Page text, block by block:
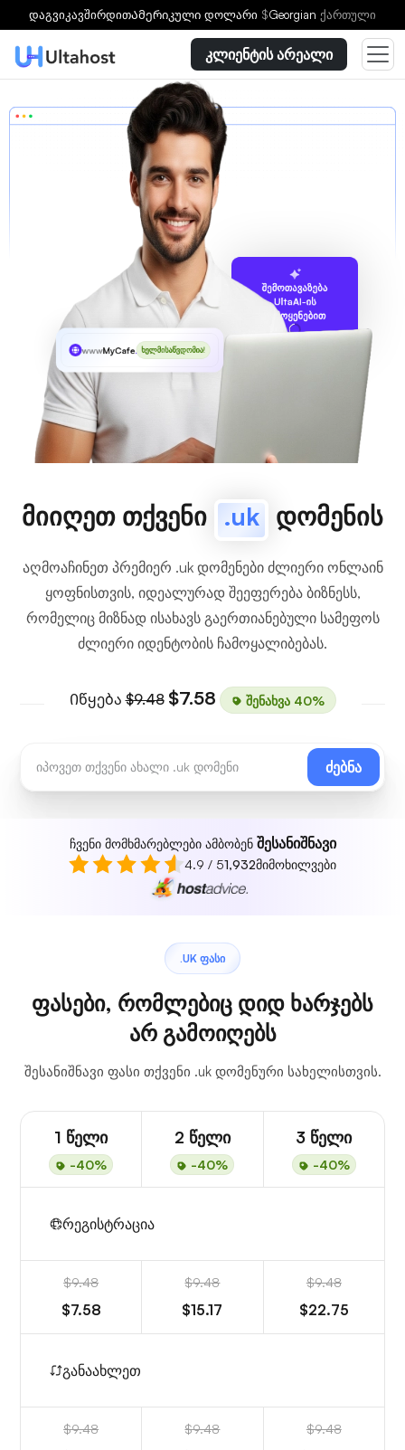
დაგვიკავშირდითᲐმერიკული დოლარი $Georgian ქართული
კლიენტის არეალი
შემოთავაზება
UltaAI-ის
გამოყენებით
wwwMyCafe.ukხელმისაწვდომია!
მიიღეთ თქვენი .uk დომენის
აღმოაჩინეთ პრემიერ .uk დომენები ძლიერი ონლაინ
ყოფნისთვის, იდეალურად შეეფერება ბიზნესს,
რომელიც მიზნად ისახავს გაერთიანებული სამეფოს
ძლიერი იდენტობის ჩამოყალიბებას.
Იწყება$9.48 $7.58 შენახვა 40%
ძებნა
ჩვენი მომხმარებლები ამბობენ შესანიშნავი
4.9 / 51,932მიმოხილვები
.UK ᲤᲐᲡᲘ
ფასები, რომლებიც დიდ ხარჯებს
არ გამოიღებს
შესანიშნავი ფასი თქვენი .uk დომენური სახელისთვის.
1 წელი
-40%
2 წელი
-40%
3 წელი
-40%
რეგისტრაცია
$9.48
$7.58
$9.48
$15.17
$9.48
$22.75
განაახლეთ
$9.48 $9.48 $9.48